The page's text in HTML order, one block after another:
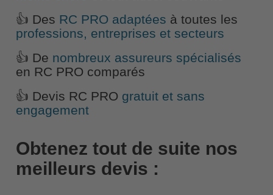
👍 Des RC PRO adaptées à toutes les
professions, entreprises et secteurs
👍 De nombreux assureurs spécialisés
en RC PRO comparés
👍 Devis RC PRO gratuit et sans
engagement
Obtenez tout de suite nos
meilleurs devis :